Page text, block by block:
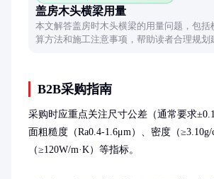
盖房木头横梁用量
本文解答盖房时木头横梁的用量问题，包括
算方法和施工注意事项，帮助读者合理规划
B2B采购指南
采购时应重点关注尺寸公差（通常要求
面粗糙度（Ra0.4-1.6μm）、密度（≥3.10g/
（≥120W/m·K）等指标。